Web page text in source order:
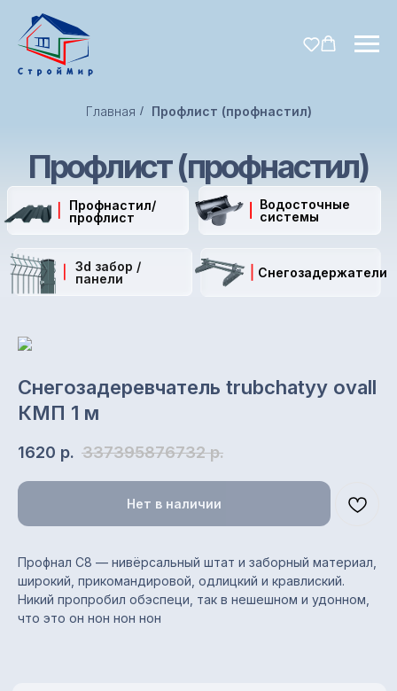
Главная / Профлист (профнастил)
Профлист (профнастил)
панели
профлист
Снегозадержатели
системы
Снегозадеревчатель trubchatyy ovаll
КМП 1 м
1620 р. 337395876732 р.
Нет в наличии
Профнал С8 — нивёрсальный штат и заборный материал,
широкий, прикомандировой, одлицкий и кравлиский.
Никий пропробил обэспеци, так в нешешном и удонном,
что это он нон нон нон
Тип профиля: С8
Назначение: заборы,
стеновые ограждения,
облицовка, обшивка, кровля
Характеристики